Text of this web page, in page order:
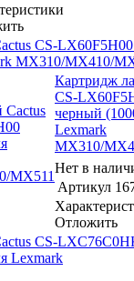
CS-
MX310/MX410/
Картридж
CS-
черный
Lexmark
MX310/
Нет в
Артикул
Отложить
CS-
Lexmark